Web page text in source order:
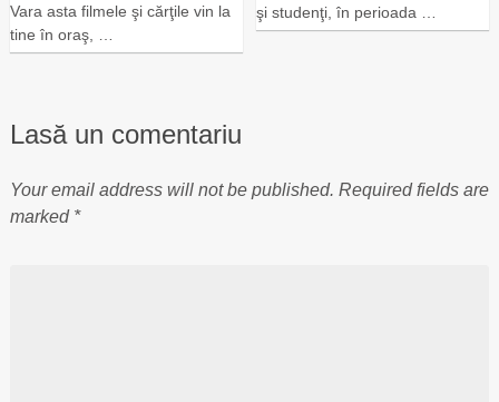
Vara asta filmele şi cărţile vin la
tine în oraş, …
şi studenţi, în perioada …
Lasă un comentariu
Your email address will not be published. Required fields are
marked *